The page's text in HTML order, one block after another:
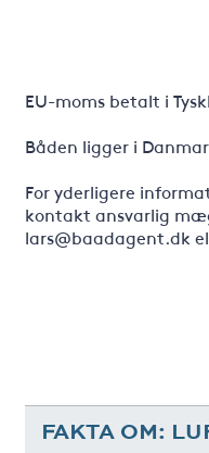
EU-moms betalt i
Båden ligger i
For yderligere
kontakt ansvarlig
lars@baadagent.dk
FAKTA OM: